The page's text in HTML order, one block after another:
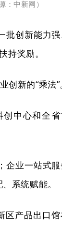
：中新网）
批创新能力
持奖励。
创新的“乘法”
创中心和全
企业一站式
系统赋能。
区产品出口